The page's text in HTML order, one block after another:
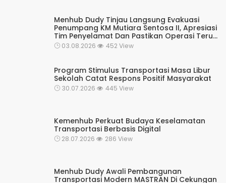
Menhub Dudy Tinjau Langsung Evakuasi
Penumpang KM Mutiara Sentosa II, Apresiasi
Tim Penyelamat Dan Pastikan Operasi Terus
Berjalan
03.08.2026 452 View
Program Stimulus Transportasi Masa Libur
Sekolah Catat Respons Positif Masyarakat
30.07.2026 445 View
Kemenhub Perkuat Budaya Keselamatan
Transportasi Berbasis Digital
28.07.2026 286 View
Menhub Dudy Awali Pembangunan
Transportasi Modern MASTRAN Di Cekungan